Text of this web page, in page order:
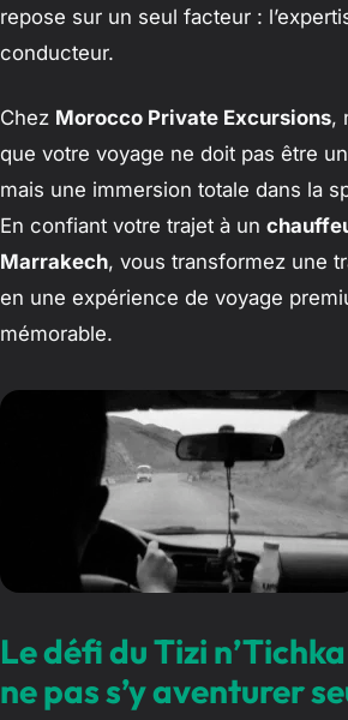
repose sur un seul facteur :
conducteur.
Chez Morocco Private Excursions,
que votre voyage ne doit pas être
mais une immersion totale dans la
En confiant votre trajet à un
Marrakech, vous transformez une
en une expérience de voyage
mémorable.
Le défi du Tizi
ne pas s’y aventurer